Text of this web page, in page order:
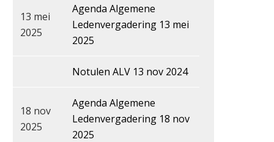
13 mei
2025
Agenda Algemene
Ledenvergadering 13 mei
2025
Notulen ALV 13 nov 2024
18 nov
2025
Agenda Algemene
Ledenvergadering 18 nov
2025